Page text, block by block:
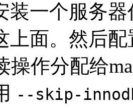
装一个服务器
上面。然后
操作分配给
--skip-